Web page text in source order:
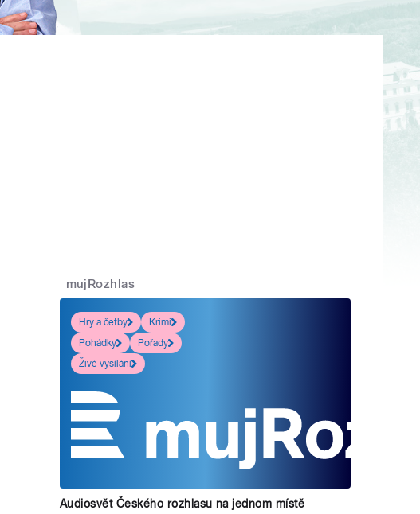
mujRozhlas
Hry a četby
Krimi
Pohádky
Pořady
Živé vysílání
Audiosvět Českého rozhlasu na jednom místě